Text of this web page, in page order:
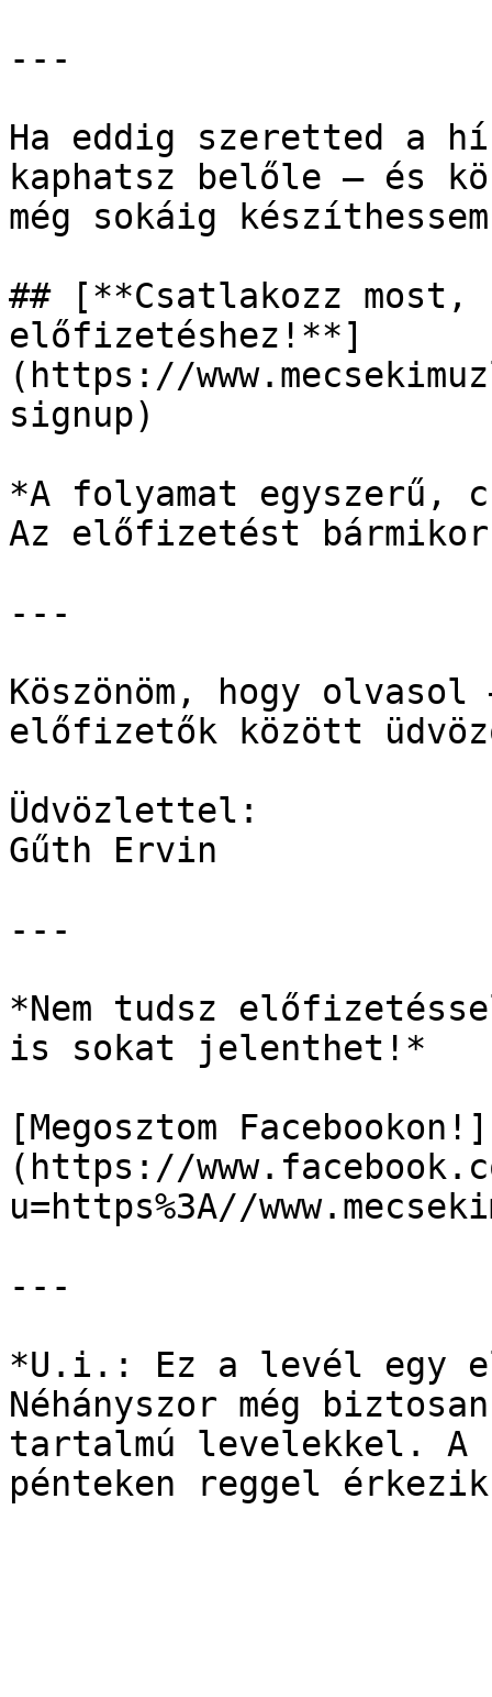
---
Ha eddig szeretted a
kaphatsz belőle – és
még sokáig
## [**Csatlakozz
előfizetéshez!**]
(https://
signup)
*A folyamat egyszerű,
Az előfizetést bármikor
---
Köszönöm, hogy olvasol
előfizetők között
Üdvözlettel:
Gűth Ervin
---
*Nem tudsz
is sokat jelenthet!*
[Megosztom Facebookon!]
(https://
u=https%3A//
---
*U.i.: Ez a levél egy
Néhányszor még
tartalmú levelekkel. A
pénteken reggel